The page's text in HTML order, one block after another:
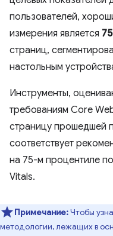
пользователей,
измерения является
страниц,
настольным
Инструменты,
требованиям Core
страницу прошедшей
соответствует
на 75-м процентиле
Vitals.
Примечание:Чтобы
методологии, лежащих в